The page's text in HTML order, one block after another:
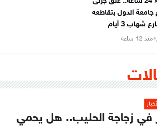
جامعة الدول بتقاطعه
شهاب 3 أيام
•منذ 12 ساعة
في زجاجة الحليب.. هل يحمي